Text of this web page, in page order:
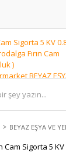
BEYAZ EŞYA VE